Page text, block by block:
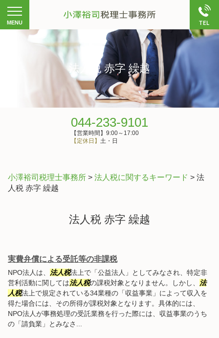
法人税 赤字 繰越
044-233-9101
【営業時間】9:00～17:00
【定休日】 土・日
小澤裕司税理士事務所 > 法人税に関するキーワード > 法
人税 赤字 繰越
法人税 赤字 繰越
実費弁償による受託等の非課税
NPO法人は、 法人税法上で「公益法人」としてみなされ、特定非
営利活動に関しては法人税の課税対象となりません。しかし、
法
人税法上で規定されている34業種の「収益事業」によって収入を
得た場合には、その所得が課税対象となります。具体的には、
NPO法人が事務処理の受託業務を行った際には、収益事業のうち
の「請負業」とみなさ...